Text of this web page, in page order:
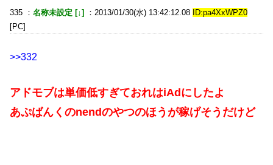
335 ： 名称未設定 [↓] ：2013/01/30(水) 13:42:12.08
ID:pa4XxWPZ0
[PC]
>>332
アドモブは単価低すぎておれはiAdにしたよ
あぷばんくのnendのやつのほうが稼げそうだけど